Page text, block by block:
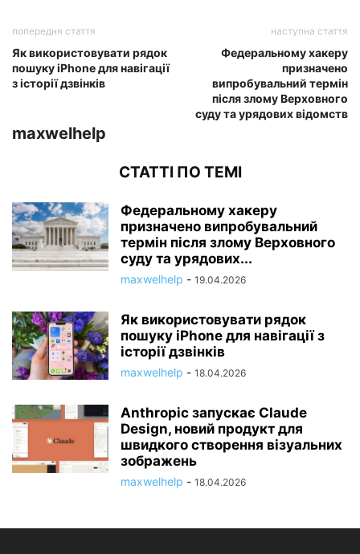
попередня стаття
Як використовувати рядок
пошуку iPhone для навігації
з історії дзвінків
наступна стаття
Федеральному хакеру
призначено
випробувальний термін
після злому Верховного
суду та урядових відомств
maxwelhelp
СТАТТІ ПО ТЕМІ
Федеральному хакеру
призначено випробувальний
термін після злому Верховного
суду та урядових...
maxwelhelp - 19.04.2026
Як використовувати рядок
пошуку iPhone для навігації з
історії дзвінків
maxwelhelp - 18.04.2026
Anthropic запускає Claude
Design, новий продукт для
швидкого створення візуальних
зображень
maxwelhelp - 18.04.2026